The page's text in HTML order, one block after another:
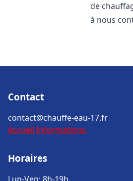
de
à nous
Contact
contact@chauffe-eau-17.fr
Accueil Informations
Horaires